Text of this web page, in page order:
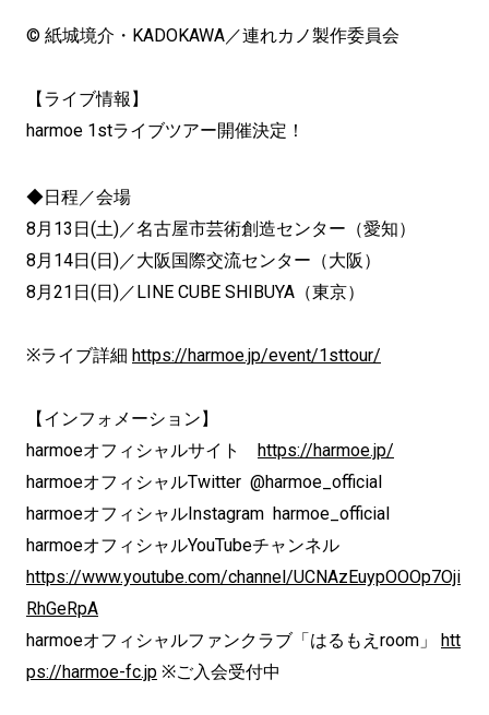
© 紙城境介・KADOKAWA／連れカノ製作委員会
【ライブ情報】
harmoe 1stライブツアー開催決定！
◆日程／会場
8月13日(土)／名古屋市芸術創造センター（愛知）
8月14日(日)／大阪国際交流センター（大阪）
8月21日(日)／LINE CUBE SHIBUYA（東京）
※ライブ詳細 https://harmoe.jp/event/1sttour/
【インフォメーション】
harmoeオフィシャルサイト https://harmoe.jp/
harmoeオフィシャルTwitter @harmoe_official
harmoeオフィシャルInstagram harmoe_official
harmoeオフィシャルYouTubeチャンネル
https://www.youtube.com/channel/UCNAzEuypOOOp7Oji
RhGeRpA
harmoeオフィシャルファンクラブ「はるもえroom」 htt
ps://harmoe-fc.jp ※ご入会受付中